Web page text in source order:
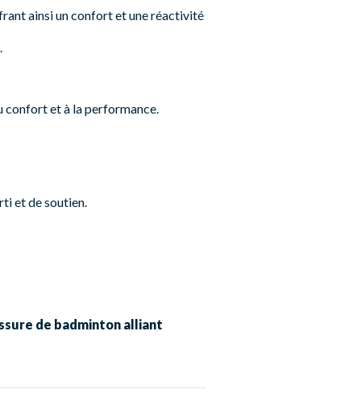
ainsi un confort et une réactivité
confort et à la performance.
et de soutien.
de badminton alliant